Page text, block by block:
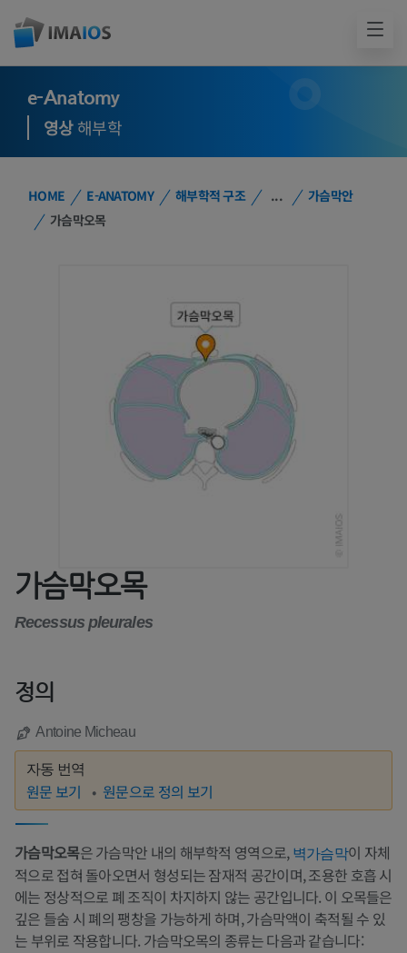
e-Anatomy
영상해부학
HOME E-ANATOMY 해부학적 구조 ...
가슴막안
가슴막오목
가슴막오목
Recessus pleurales
정의
Antoine Micheau
자동 번역
원문 보기 원문으로 정의 보기
가슴막오목은 가슴막안 내의 해부학적 영역으로,벽가슴막이 자체
적으로 접혀 돌아오면서 형성되는 잠재적 공간이며, 조용한 호흡 시
에는 정상적으로 폐 조직이 차지하지 않는 공간입니다. 이 오목들은
깊은 들숨 시 폐의 팽창을 가능하게 하며, 가슴막액이 축적될 수 있
는 부위로 작용합니다. 가슴막오목의 종류는 다음과 같습니다: